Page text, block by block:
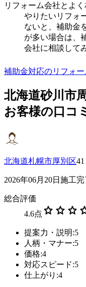
リフォーム会社とよ
やりたいリフォ
ないと、補助金
が多い場合は、
会社に相談して
補助金対応のリフォ
北海道砂川市
お客様の口コ
北海道札幌市厚別区
2026年06月20日施工完
総合評価
4.6点 star star star
提案力・説明:5
人柄・マナー:5
価格:4
対応スピード:5
仕上がり:4